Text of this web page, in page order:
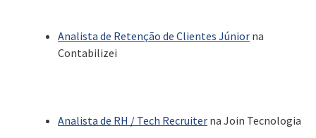
Analista de Retenção de Clientes Júnior na
Contabilizei
Analista de RH / Tech Recruiter na Join Tecnologia